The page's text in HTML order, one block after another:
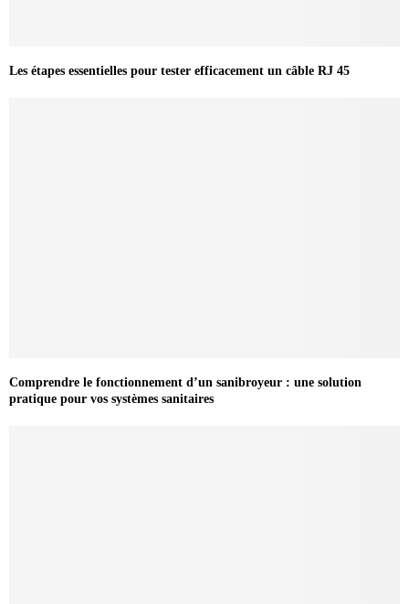
Les étapes essentielles pour tester efficacement un câble RJ 45
Comprendre le fonctionnement d’un sanibroyeur : une solution
pratique pour vos systèmes sanitaires